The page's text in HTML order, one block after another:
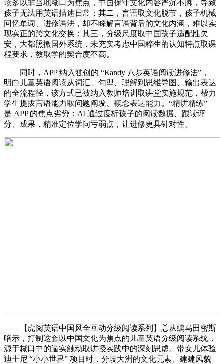
读多以非当地糊口为焦点，中国保守文化内容严沉不脚，导致
孩子无法用英语描述日常；其二，言语取文化脱节，孩子机械
回忆单词、进修语法，却不睬解言语背后的文化内涵，难以实
现实正的跨文化交换；其三，分级尺度取中国孩子适配性欠
安，大都照搬国外系统，未充实考虑中国粹生的认知特点取课
程要求，教取学的契合度不高。
同时，APP 纳入独创的 “Kandy 八步英语阅读进修法”，
明白儿童英语阅读从词汇、句型、理解到思维导图、输出表达
的全流程径，该方式已被纳入教师培训取讲堂实施规范，帮力
学生提拔言语能力取问题阐发、概念表达能力。“精讲精练”
是 APP 的焦点劣势：AI 通过度析孩子的阅读数据、跟读评
分、成果，精准定位学问亏弱点，让进修更具针对性。
【虎阅英语中国风全互动分级阅读系列】总从编马田密斯
暗示，打制这套以中国文化为焦点的儿童英语分级阅读系统，
源于糊口中的逼实触动取讲授实践中的深刻思虑。带女儿体验
迪士尼 “小小世界” 项目时，分歧大洲的文化元素、建建风貌